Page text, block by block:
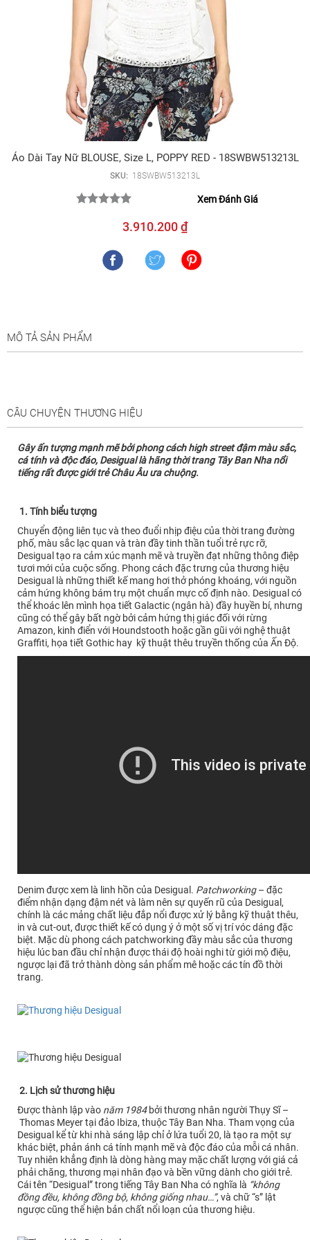
Áo Dài Tay Nữ BLOUSE, Size L, POPPY RED - 18SWBW513213L
SKU: 18SWBW513213L
Xem Đánh Giá
3.910.200 ₫
MÔ TẢ SẢN PHẨM
CÂU CHUYỆN THƯƠNG HIỆU
Gây ấn tượng mạnh mẽ bởi phong cách high street đậm màu sắc,
cá tính và độc đáo, Desigual là hãng thời trang Tây Ban Nha nổi
tiếng rất được giới trẻ Châu Âu ưa chuộng.
1. Tính biểu tượng
Chuyển động liên tục và theo đuổi nhịp điệu của thời trang đường
phố, màu sắc lạc quan và tràn đầy tinh thần tuổi trẻ rực rỡ,
Desigual tạo ra cảm xúc mạnh mẽ và truyền đạt những thông điệp
tươi mới của cuộc sống. Phong cách đặc trưng của thương hiệu
Desigual là những thiết kế mang hơi thở phóng khoáng, với nguồn
cảm hứng không bám trụ một chuẩn mực cố định nào. Desigual có
thể khoác lên mình họa tiết Galactic (ngân hà) đầy huyền bí, nhưng
cũng có thể gây bất ngờ bởi cảm hứng thị giác đối với rừng
Amazon, kinh điển với Houndstooth hoặc gần gũi với nghệ thuật
Graffiti, họa tiết Gothic hay kỹ thuật thêu truyền thống của Ấn Độ.
Denim được xem là linh hồn của Desigual. Patchworking– đặc
điểm nhận dạng đậm nét và làm nên sự quyến rũ của Desigual,
chính là các mảng chất liệu đắp nổi được xử lý bằng kỹ thuật thêu,
in và cut-out, được thiết kế có dụng ý ở một số vị trí vóc dáng đặc
biệt. Mặc dù phong cách patchworking đầy màu sắc của thương
hiệu lúc ban đầu chỉ nhận được thái độ hoài nghi từ giới mộ điệu,
ngược lại đã trở thành dòng sản phẩm mê hoặc các tín đồ thời
trang.
2. Lịch sử thương hiệu
Được thành lập vào năm 1984bởi thương nhân người Thụy Sĩ –
Thomas Meyer tại đảo Ibiza, thuộc Tây Ban Nha. Tham vọng của
Desigual kể từ khi nhà sáng lập chỉ ở lứa tuổi 20, là tạo ra một sự
khác biệt, phản ánh cá tính mạnh mẽ và độc đáo của mỗi cá nhân.
Tuy nhiên khẳng định là dòng hàng may mặc chất lượng với giá cả
phải chăng, thương mại nhân đạo và bền vững dành cho giới trẻ.
Cái tên “Desigual” trong tiếng Tây Ban Nha có nghĩa là “không
đồng đều, không đồng bộ, không giống nhau…”, và chữ “s” lật
ngược cũng thể hiện bản chất nổi loạn của thương hiệu.